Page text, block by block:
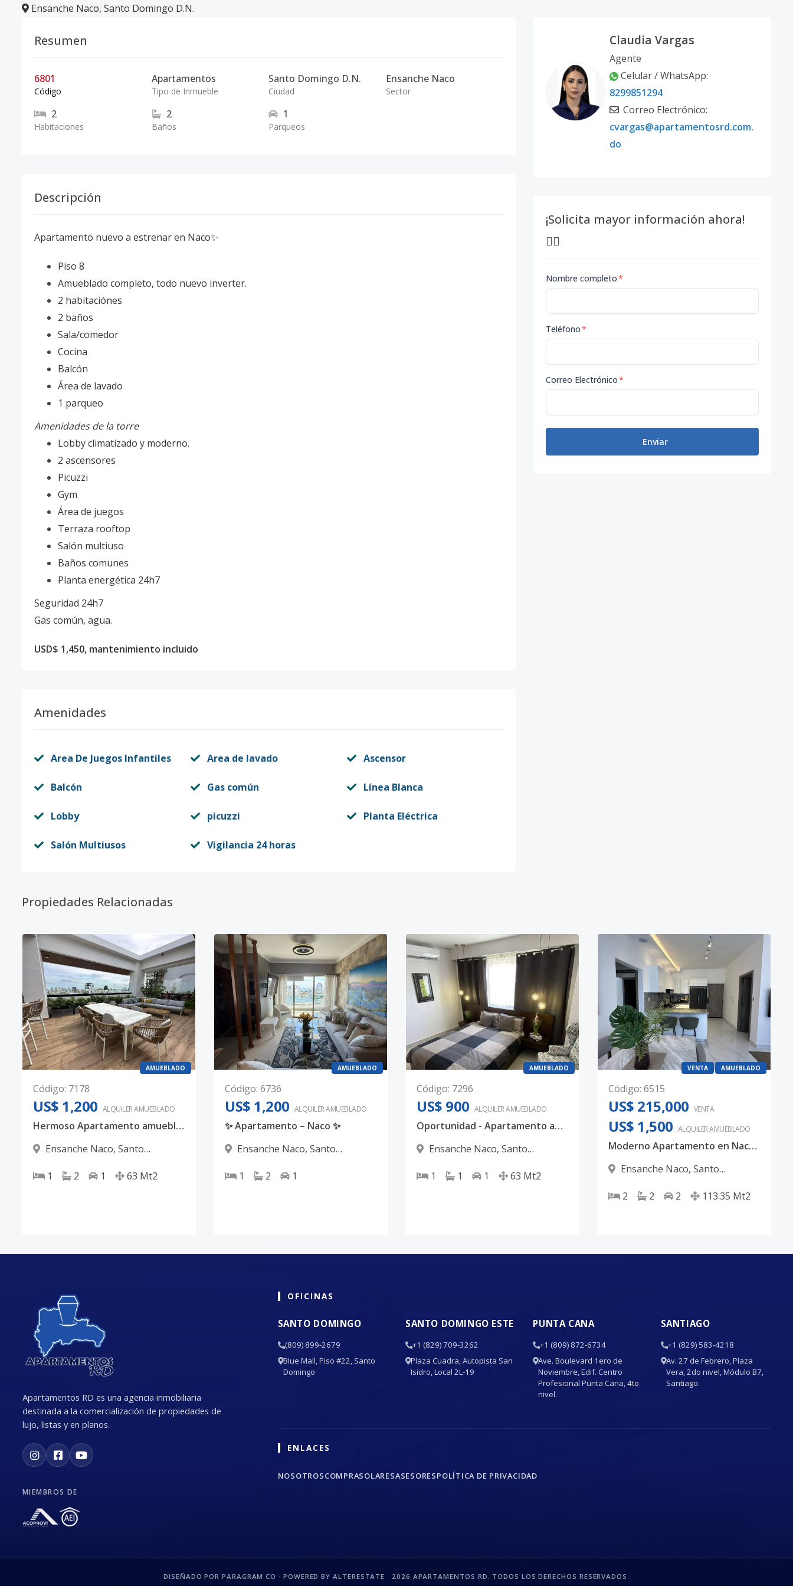
Ensanche Naco, Santo Domingo D.N.
Resumen
6801
Código
Apartamentos
Tipo de Inmueble
Santo Domingo D.N.
Ciudad
Ensanche Naco
Sector
2
Habitaciones
2
Baños
1
Parqueos
Descripción
Apartamento nuevo a estrenar en Naco✨
Piso 8
Amueblado completo, todo nuevo inverter.
2 habitaciónes
2 baños
Sala/comedor
Cocina
Balcón
Área de lavado
1 parqueo
Amenidades de la torre
Lobby climatizado y moderno.
2 ascensores
Picuzzi
Gym
Área de juegos
Terraza rooftop
Salón multiuso
Baños comunes
Planta energética 24h7
Seguridad 24h7
Gas común, agua.
USD$ 1,450, mantenimiento incluido
Amenidades
Area De Juegos Infantiles Area de lavado Ascensor
Balcón Gas común Línea Blanca
Lobby picuzzi Planta Eléctrica
Salón Multiusos Vigilancia 24 horas
Claudia Vargas
Agente
Celular / WhatsApp:
8299851294
Correo Electrónico:
cvargas@apartamentosrd.com.
do
¡Solicita mayor información ahora!
👇🏽
Nombre completo*
Teléfono*
Correo Electrónico*
Enviar
Propiedades Relacionadas
AMUEBLADO
Código: 7178
US$ 1,200 ALQUILERAMUEBLADO
Hermoso Apartamento amueblado en NACO
Ensanche Naco, Santo
1
2 1 63 Mt2
AMUEBLADO
Código: 6736
US$ 1,200 ALQUILERAMUEBLADO
✨ Apartamento – Naco ✨
Ensanche Naco, Santo
1
2 1
AMUEBLADO
Código: 7296
US$ 900 ALQUILERAMUEBLADO
Oportunidad - Apartamento amueblado de 1 habitación en Naco
Ensanche Naco, Santo
1
1 1 63 Mt2
VENTA AMUEBLADO
Código: 6515
US$ 215,000 VENTA
US$ 1,500 ALQUILERAMUEBLADO
Moderno Apartamento en Naco — 2 Hab, 2 Parqueos y Amenidades
Ensanche Naco, Santo
2
2 2 113.35 Mt2
Apartamentos RD es una agencia inmobiliaria
destinada a la comercialización de propiedades de
lujo, listas y en planos.
MIEMBROS DE
OFICINAS
SANTO DOMINGO
(809) 899-2679
Blue Mall, Piso #22, Santo
Domingo
SANTO DOMINGO ESTE
+1 (829) 709-3262
Plaza Cuadra, Autopista San
Isidro, Local 2L-19
PUNTA CANA
+1 (809) 872-6734
Ave. Boulevard 1ero de
Noviembre, Edif. Centro
Profesional Punta Cana, 4to
nivel.
SANTIAGO
+1 (829) 583-4218
Av. 27 de Febrero, Plaza
Vera, 2do nivel, Módulo B7,
Santiago.
ENLACES
NOSOTROSCOMPRASOLARESASESORESPOLÍTICA DE PRIVACIDAD
DISEÑADO POR PARAGRAM CO · POWERED BY ALTERESTATE · 2026 APARTAMENTOS RD. TODOS LOS DERECHOS RESERVADOS.